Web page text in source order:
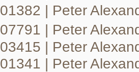
01382 | Peter
07791 | Peter
03415 | Peter
01341 | Peter